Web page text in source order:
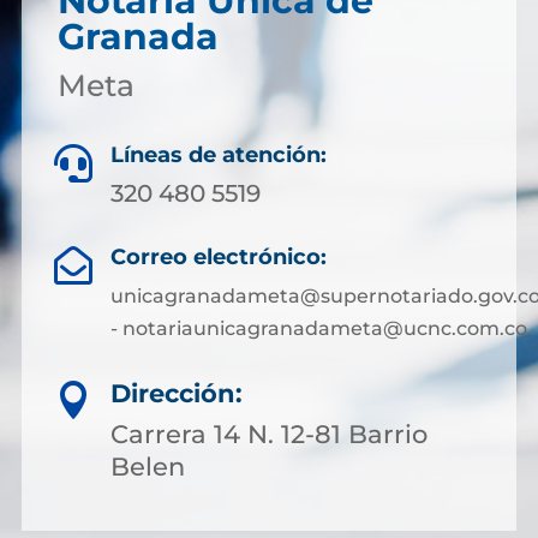
Granada
Meta
 Líneas de atención:
320 480 5519
 Correo electrónico:
- notariaunicagranadameta@ucnc.com.co

Dirección:
Carrera 14 N. 12-81 Barrio
Belen